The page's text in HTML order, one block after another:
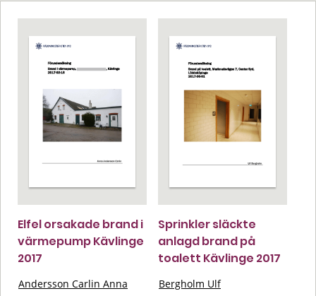
Elfel orsakade brand i
värmepump Kävlinge
2017
Andersson Carlin Anna
Sprinkler släckte
anlagd brand på
toalett Kävlinge 2017
Bergholm Ulf